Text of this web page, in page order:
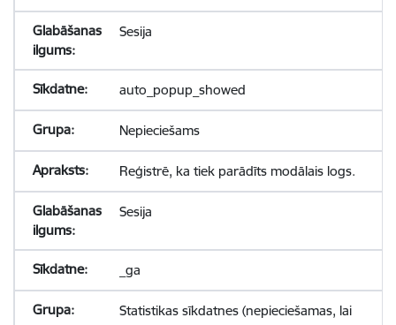
Sesija
auto_popup_showed
Nepieciešams
Reģistrē, ka tiek parādīts modālais logs.
Sesija
_ga
Statistikas sīkdatnes (nepieciešamas, lai